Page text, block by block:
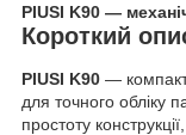
PIUSI K90 —
Короткий
PIUSI K90 —
для точного обліку
простоту